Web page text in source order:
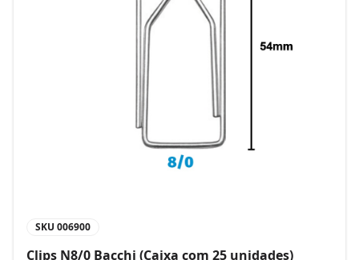
SKU 006900
Clips N8/0 Bacchi (Caixa com 25 unidades)